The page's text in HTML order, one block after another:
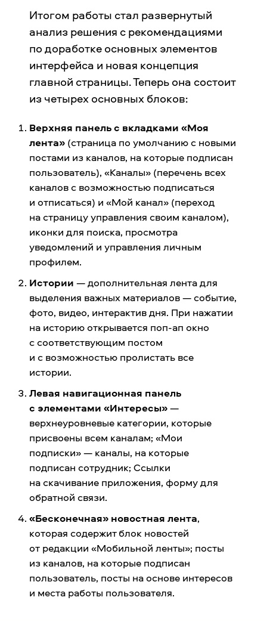
Итогом работы стал развернутый
анализ решения с рекомендациями
по доработке основных элементов
интерфейса и новая концепция
главной страницы. Теперь она состоит
из четырех основных блоков:
Верхняя панель с вкладками «Моя
лента» (страница по умолчанию с новыми
постами из каналов, на которые подписан
пользователь), «Каналы» (перечень всех
каналов с возможностью подписаться
и отписаться) и «Мой канал» (переход
на страницу управления своим каналом),
иконки для поиска, просмотра
уведомлений и управления личным
профилем.
Истории — дополнительная лента для
выделения важных материалов — событие,
фото, видео, интерактив дня. При нажатии
на историю открывается поп-ап окно
с соответствующим постом
и с возможностью пролистать все
истории.
Левая навигационная панель
с элементами «Интересы»—
верхнеуровневые категории, которые
присвоены всем каналам; «Мои
подписки» — каналы, на которые
подписан сотрудник; Ссылки
на скачивание приложения, форму для
обратной связи.
«Бесконечная» новостная лента,
которая содержит блок новостей
от редакции «Мобильной ленты»; посты
из каналов, на которые подписан
пользователь, посты на основе интересов
и места работы пользователя.